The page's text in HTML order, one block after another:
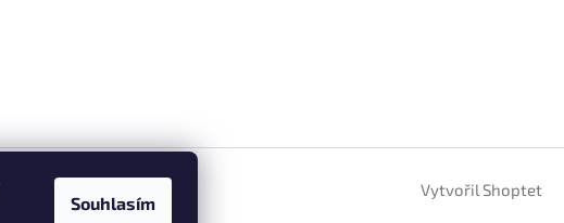
Souhlasím
Vytvořil Shoptet